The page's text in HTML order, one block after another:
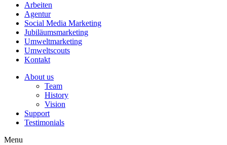
Arbeiten
Agentur
Social Media Marketing
Jubiläums­marketing
Umweltmarketing
Umweltscouts
Kontakt
About us
Team
History
Vision
Support
Testimonials
Menu